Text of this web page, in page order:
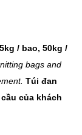
/ bao, 50kg /
bags and
Túi đan
của khách